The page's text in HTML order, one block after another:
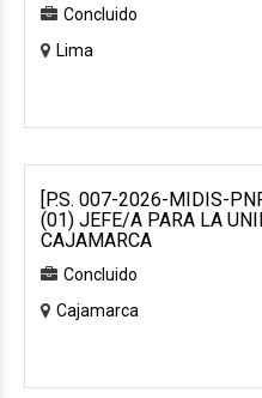
Concluido
Lima
[P.S. 007-2026-MIDIS-
(01) JEFE/A PARA LA
CAJAMARCA
Concluido
Cajamarca